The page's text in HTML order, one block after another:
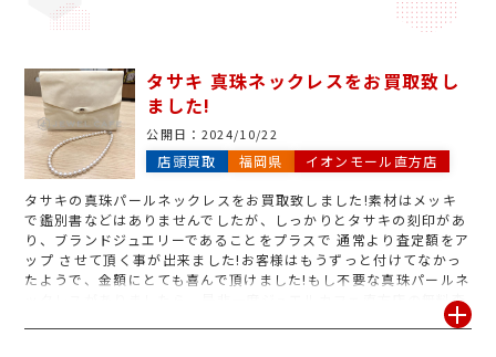
タサキ 真珠ネックレスをお買取致し
ました!
公開日： 2024/10/22
店頭買取 福岡県 イオンモール直方店
タサキの真珠パールネックレスをお買取致しました!素材はメッキ
で鑑別書などはありませんでしたが、しっかりとタサキの刻印があ
り、ブランドジュエリーであることをプラスで 通常より査定額をア
ップ させて頂く事が出来ました!お客様はもうずっと付けてなかっ
たようで、金額にとても喜んで頂けました!もし不要な真珠パールネ
ックレスがありましたら、是非一度ジュエルカフェ直方店の無料査